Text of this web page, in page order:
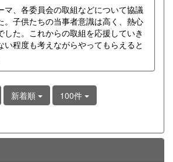
マ、各委員会の取組などについて協議
。子供たちの当事者意識は高く、熱心
した。これからの取組を応援していき
い程度も考えながらやってもらえると
新着順 100件